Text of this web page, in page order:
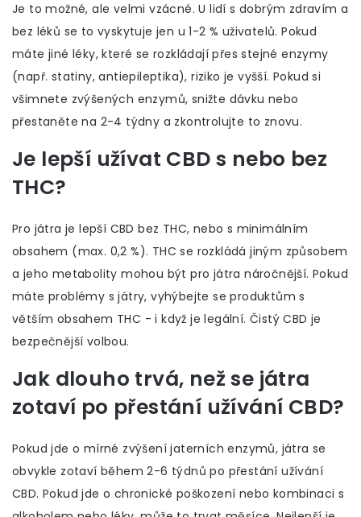
Je to možné, ale velmi vzácné. U lidí s dobrým zdravím a
bez léků se to vyskytuje jen u 1-2 % uživatelů. Pokud
máte jiné léky, které se rozkládají přes stejné enzymy
(např. statiny, antiepileptika), riziko je vyšší. Pokud si
všimnete zvýšených enzymů, snižte dávku nebo
přestaněte na 2-4 týdny a zkontrolujte to znovu.
Je lepší užívat CBD s nebo bez
THC?
Pro játra je lepší CBD bez THC, nebo s minimálním
obsahem (max. 0,2 %). THC se rozkládá jiným způsobem
a jeho metabolity mohou být pro játra náročnější. Pokud
máte problémy s játry, vyhýbejte se produktům s
větším obsahem THC - i když je legální. Čistý CBD je
bezpečnější volbou.
Jak dlouho trvá, než se játra
zotaví po přestání užívání CBD?
Pokud jde o mírné zvýšení jaterních enzymů, játra se
obvykle zotaví během 2-6 týdnů po přestání užívání
CBD. Pokud jde o chronické poškození nebo kombinaci s